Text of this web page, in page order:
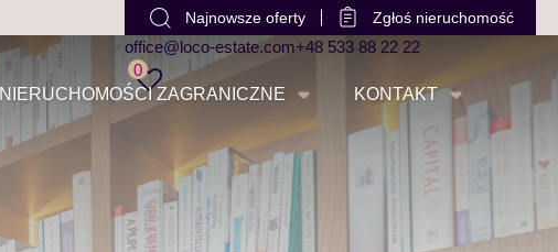
Najnowsze oferty Zgłoś nieruchomość
office@loco-estate.com+48 533 88 22 22
0
NIERUCHOMOŚCI ZAGRANICZNE KONTAKT